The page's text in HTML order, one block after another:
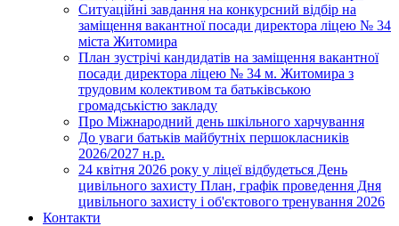
Ситуаційні завдання на конкурсний відбір на
заміщення вакантної посади директора ліцею № 34
міста Житомира
План зустрічі кандидатів на заміщення вакантної
посади директора ліцею № 34 м. Житомира з
трудовим колективом та батьківською
громадськістю закладу
Про Міжнародний день шкільного харчування
До уваги батьків майбутніх першокласників
2026/2027 н.р.
24 квітня 2026 року у ліцеї відбудеться День
цивільного захисту План, графік проведення Дня
цивільного захисту і об'єктового тренування 2026
Контакти